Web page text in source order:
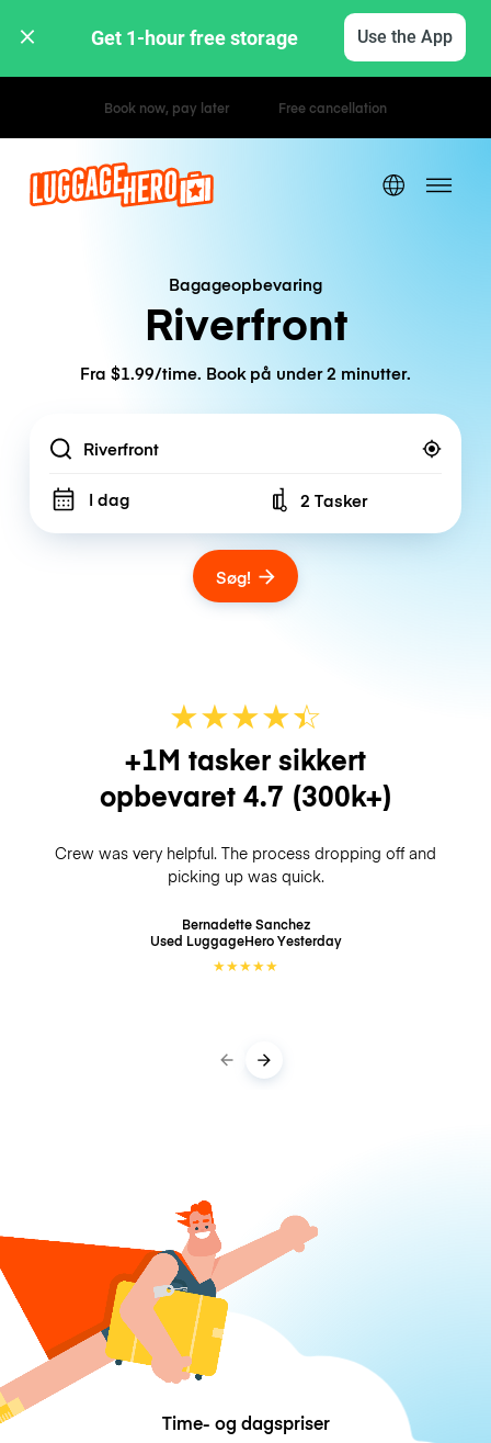
Get 1-hour free storage Use the App
Hourly / Daily Rates
Bagageopbevaring
Riverfront
Fra $1.99/time. Book på under 2 minutter.
Location
I dag Number of bags
2 Tasker
Søg!
★★★★☆
★
+1M tasker sikkert
opbevaret 4.7 (300k+)
Crew was very helpful. The process dropping off and
picking up was quick.
Bernadette Sanchez
Used LuggageHeroYesterday
★★★★★
Time- og dagspriser